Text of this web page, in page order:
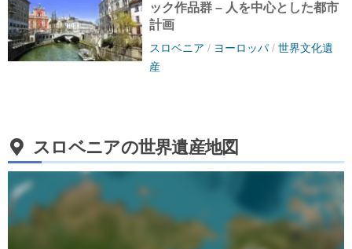
ック作品群 – 人を中心とした都市
計画
スロベニア / ヨーロッパ/ 世界文化遺
産
スロベニアの世界遺産地図